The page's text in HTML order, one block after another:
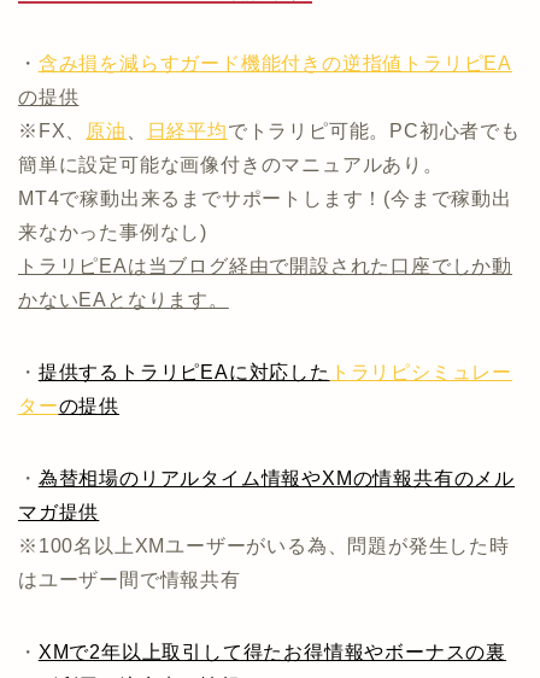
・ 含み損を減らすガード機能付きの逆指値トラリピEA
の提供
※FX、
原油 日経平均でトラリピ可能。PC初心者でも
簡単に設定可能な画像付きのマニュアルあり。
MT4で稼動出来るまでサポートします！(今まで稼動出
来なかった事例なし)
トラリピEAは当ブログ経由で開設された口座でしか動
かないEAとなります。
・ 提供するトラリピEAに対応した トラリピシミュレー
ターの提供
・ 為替相場のリアルタイム情報やXMの情報共有のメル
マガ提供
※100名以上XMユーザーがいる為、問題が発生した時
はユーザー間で情報共有
・ XMで2年以上取引して得たお得情報やボーナスの裏